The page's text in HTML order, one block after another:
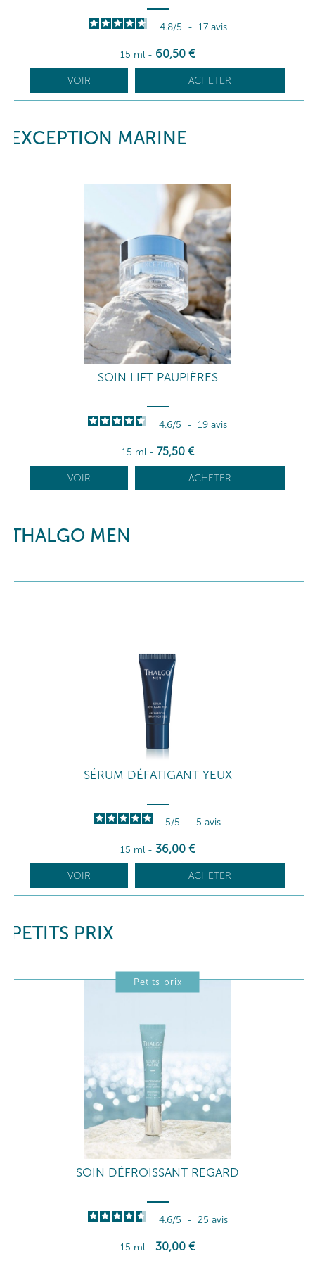
4.8/5 - 17 avis
15 ml - 60,50 €
VOIR ACHETER
EXCEPTION MARINE
SOIN LIFT PAUPIÈRES
4.6/5 - 19 avis
15 ml - 75,50 €
VOIR ACHETER
THALGO MEN
SÉRUM DÉFATIGANT YEUX
5/5 - 5 avis
15 ml - 36,00 €
VOIR ACHETER
PETITS PRIX
Petits prix
SOIN DÉFROISSANT REGARD
4.6/5 - 25 avis
15 ml - 30,00 €